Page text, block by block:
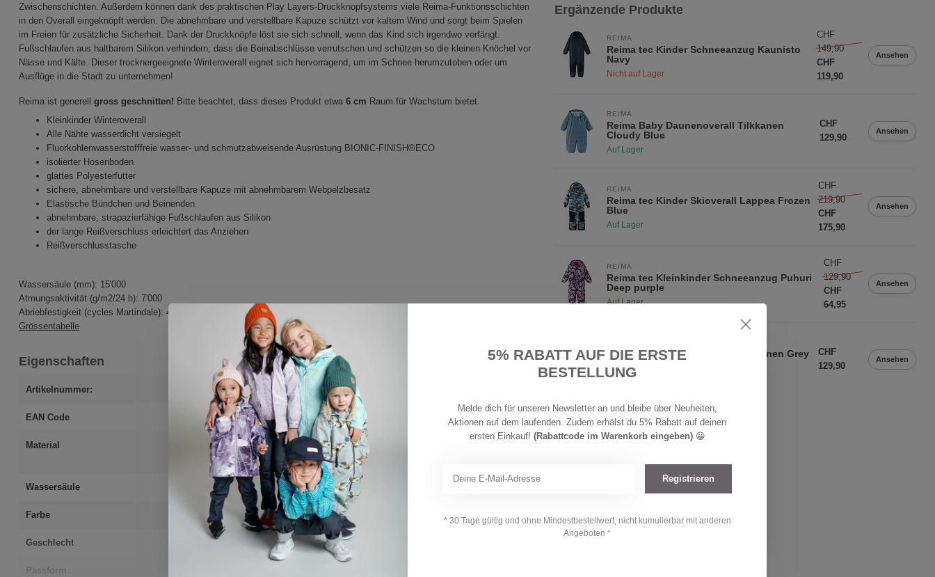
Zwischenschichten. Außerdem können dank des praktischen Play Layers-Druckknopfsystems viele Reima-Funktionsschichten
in den Overall eingeknöpft werden. Die abnehmbare und verstellbare Kapuze schützt vor kaltem Wind und sorgt beim Spielen
im Freien für zusätzliche Sicherheit. Dank der Druckknöpfe löst sie sich schnell, wenn das Kind sich irgendwo verfängt.
Fußschlaufen aus haltbarem Silikon verhindern, dass die Beinabschlüsse verrutschen und schützen so die kleinen Knöchel vor
Nässe und Kälte. Dieser trocknergeeignete Winteroverall eignet sich hervorragend, um im Schnee herumzutoben oder um
Ausflüge in die Stadt zu unternehmen!
Reima ist generell gross geschnitten! Bitte beachtet, dass dieses Produkt etwa 6 cm Raum für Wachstum bietet.
Kleinkinder Winteroverall
Alle Nähte wasserdicht versiegelt
Fluorkohlenwasserstofffreie wasser- und schmutzabweisende Ausrüstung BIONIC-FINISH®ECO
isolierter Hosenboden
glattes Polyesterfutter
sichere, abnehmbare und verstellbare Kapuze mit abnehmbarem Webpelzbesatz
Elastische Bündchen und Beinenden
abnehmbare, strapazierfähige Fußschlaufen aus Silikon
der lange Reißverschluss erleichtert das Anziehen
Reißverschlusstasche
Wassersäule (mm): 15'000
Atmungsaktivität (g/m2/24 h): 7'000
Abriebfestigkeit (cycles Martindale): 40'000
Grössentabelle
Eigenschaften
Artikelnummer: 5100129C-4822
EAN Code 6438557240398
Material
Obermaterial: 100% Polyester, Beschichtung: 100% Polyurethan
Futter: 100% Polyester
Wassersäule 15'000 mm
Farbe pink
Geschlecht Mädchen
Passform
Ergänzende Produkte
REIMA
Reima tec Kinder Schneeanzug Kaunisto
Navy
Nicht auf Lager
CHF
149,90
CHF
119,90
Ansehen
REIMA
Reima Baby Daunenoverall Tilkkanen
Cloudy Blue
Auf Lager
CHF
129,90
Ansehen
REIMA
Reima tec Kinder Skioverall Lappea Frozen
Blue
Auf Lager
CHF
219,90
CHF
175,90
Ansehen
REIMA
Reima tec Kleinkinder Schneeanzug Puhuri
Deep purple
Auf Lager
CHF
129,90
CHF
64,95
Ansehen
Reima Baby Daunenoverall Tilkkanen Grey
Pink
Auf Lager
CHF
129,90
Ansehen
5% RABATT AUF DIE ERSTE
BESTELLUNG
Melde dich für unseren Newsletter an und bleibe über Neuheiten,
Aktionen auf dem laufenden. Zudem erhälst du 5% Rabatt auf deinen
ersten Einkauf! (Rabattcode im Warenkorb eingeben) 😀
Registrieren
* 30 Tage gültig und ohne Mindestbestellwert, nicht kumulierbar mit anderen
Angeboten *